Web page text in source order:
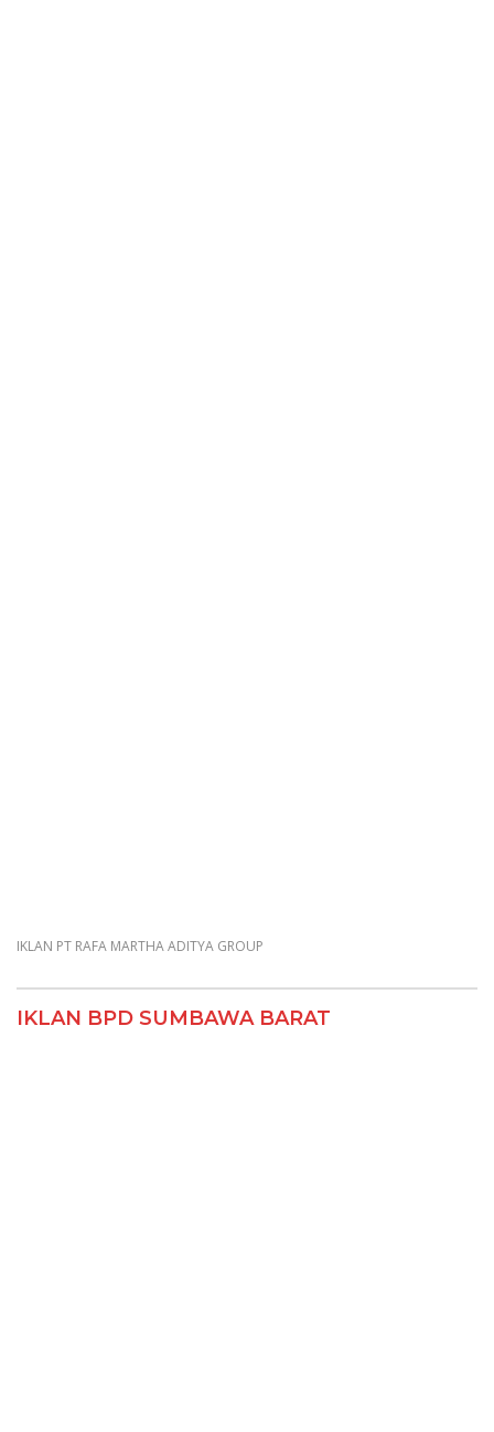
IKLAN PT RAFA MARTHA ADITYA GROUP
IKLAN BPD SUMBAWA BARAT